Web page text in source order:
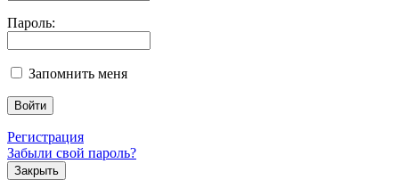
Пароль:
Запомнить меня
Регистрация
Забыли свой пароль?
Закрыть